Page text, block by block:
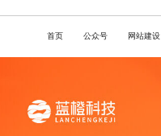
首页 公众号 网站建设